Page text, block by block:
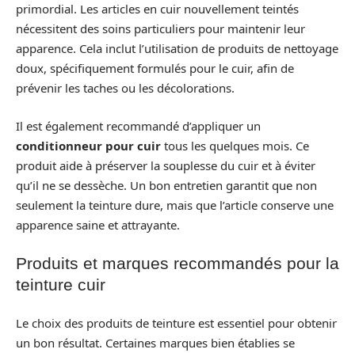
primordial. Les articles en cuir nouvellement teintés
nécessitent des soins particuliers pour maintenir leur
apparence. Cela inclut l’utilisation de produits de nettoyage
doux, spécifiquement formulés pour le cuir, afin de
prévenir les taches ou les décolorations.
Il est également recommandé d’appliquer un
conditionneur pour cuir tous les quelques mois. Ce
produit aide à préserver la souplesse du cuir et à éviter
qu’il ne se dessèche. Un bon entretien garantit que non
seulement la teinture dure, mais que l’article conserve une
apparence saine et attrayante.
Produits et marques recommandés pour la
teinture cuir
Le choix des produits de teinture est essentiel pour obtenir
un bon résultat. Certaines marques bien établies se